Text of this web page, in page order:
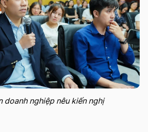
doanh nghiệp nêu kiến nghị